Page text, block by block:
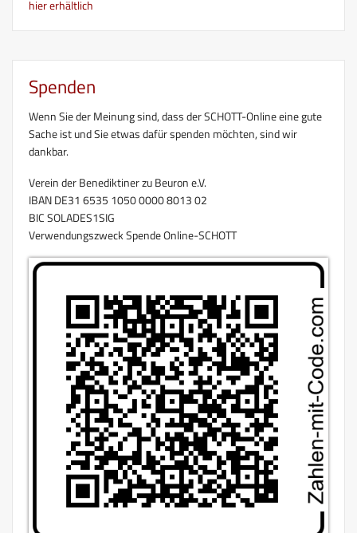
hier erhältlich
Spenden
Wenn Sie der Meinung sind, dass der SCHOTT-Online eine gute
Sache ist und Sie etwas dafür spenden möchten, sind wir
dankbar.
Verein der Benediktiner zu Beuron e.V.
IBAN DE31 6535 1050 0000 8013 02
BIC SOLADES1SIG
Verwendungszweck Spende Online-SCHOTT